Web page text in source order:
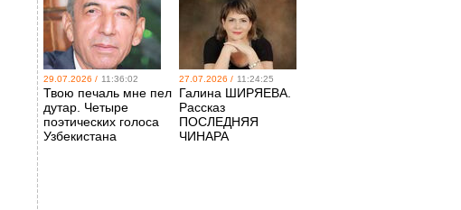
29.07.2026 / 11:36:02
Твою печаль мне пел
дутар. Четыре
поэтических голоса
Узбекистана
27.07.2026 / 11:24:25
Галина ШИРЯЕВА.
Рассказ
ПОСЛЕДНЯЯ
ЧИНАРА